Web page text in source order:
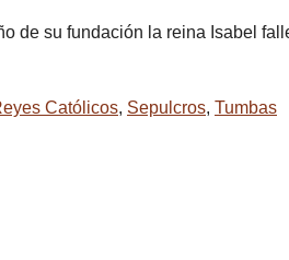
de su fundación la reina Isabel
Católicos, Sepulcros, Tumbas